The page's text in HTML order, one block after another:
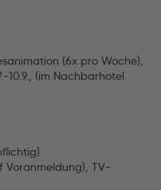
(6x pro Woche),
10.9., (im Nachbarhotel
Voranmeldung), TV-